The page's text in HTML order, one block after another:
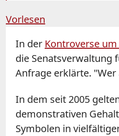
Vorlesen
In der Kontroverse
die Senatsverwaltung
Anfrage erklärte.
In dem seit 2005
demonstrativen
Symbolen in